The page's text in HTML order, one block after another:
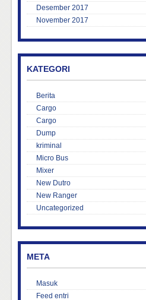
Desember 2017
November 2017
KATEGORI
Berita
Cargo
Cargo
Dump
kriminal
Micro Bus
Mixer
New Dutro
New Ranger
Uncategorized
META
Masuk
Feed entri